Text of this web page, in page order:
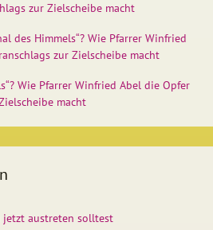
zur Zielscheibe macht
des Himmels“? Wie Pfarrer Winfried
zur Zielscheibe macht
Wie Pfarrer Winfried Abel die Opfer
macht
jetzt austreten solltest